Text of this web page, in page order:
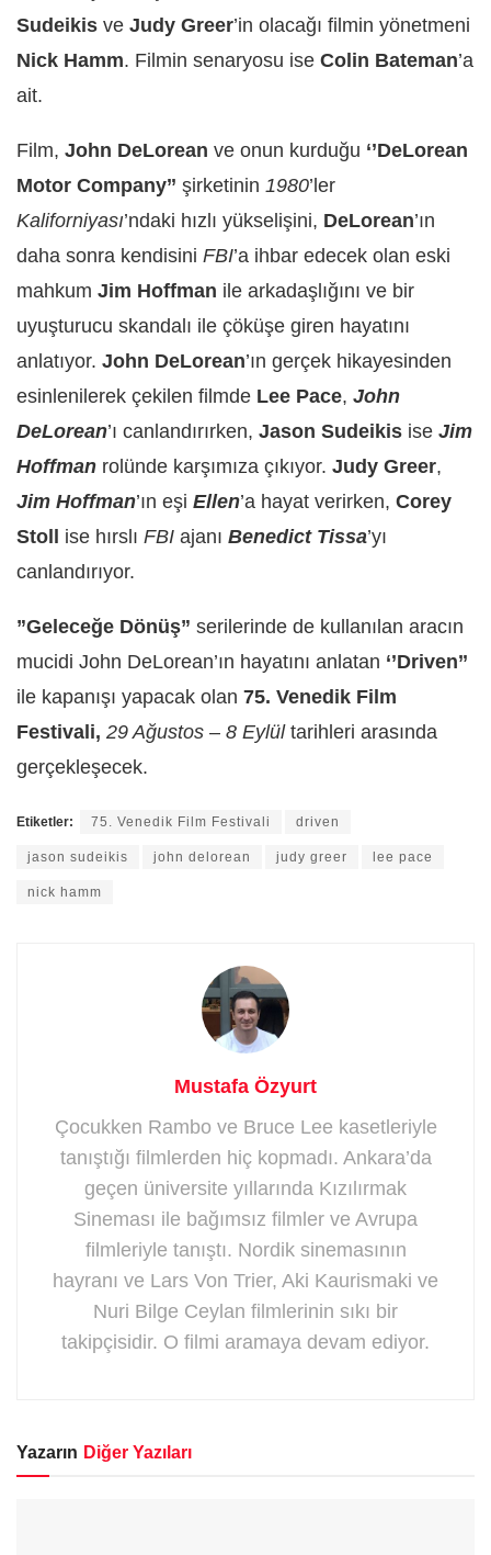
Sudeikis ve Judy Greer’in olacağı filmin yönetmeni
Nick Hamm. Filmin senaryosu ise Colin Bateman’a
ait.
Film, John DeLorean ve onun kurduğu ‘’DeLorean
Motor Company’’ şirketinin 1980’ler
Kaliforniyası’ndaki hızlı yükselişini, DeLorean’ın
daha sonra kendisini FBI’a ihbar edecek olan eski
mahkum Jim Hoffman ile arkadaşlığını ve bir
uyuşturucu skandalı ile çöküşe giren hayatını
anlatıyor. John DeLorean’ın gerçek hikayesinden
esinlenilerek çekilen filmde Lee Pace, John
DeLorean’ı canlandırırken, Jason Sudeikis ise Jim
Hoffman rolünde karşımıza çıkıyor. Judy Greer,
Jim Hoffman’ın eşi Ellen’a hayat verirken, Corey
Stoll
ise hırslı FBI ajanı Benedict Tissa’yı
canlandırıyor.
”Geleceğe Dönüş” serilerinde de kullanılan aracın
mucidi John DeLorean’ın hayatını anlatan ‘’Driven’’
ile kapanışı yapacak olan 75. Venedik Film
Festivali, 29 Ağustos – 8 Eylültarihleri arasında
gerçekleşecek.
Etiketler: 75. Venedik Film Festivali driven
jason sudeikis john delorean judy greer lee pace
nick hamm
Mustafa Özyurt
Çocukken Rambo ve Bruce Lee kasetleriyle
tanıştığı filmlerden hiç kopmadı. Ankara’da
geçen üniversite yıllarında Kızılırmak
Sineması ile bağımsız filmler ve Avrupa
filmleriyle tanıştı. Nordik sinemasının
hayranı ve Lars Von Trier, Aki Kaurismaki ve
Nuri Bilge Ceylan filmlerinin sıkı bir
takipçisidir. O filmi aramaya devam ediyor.
Yazarın Diğer Yazıları